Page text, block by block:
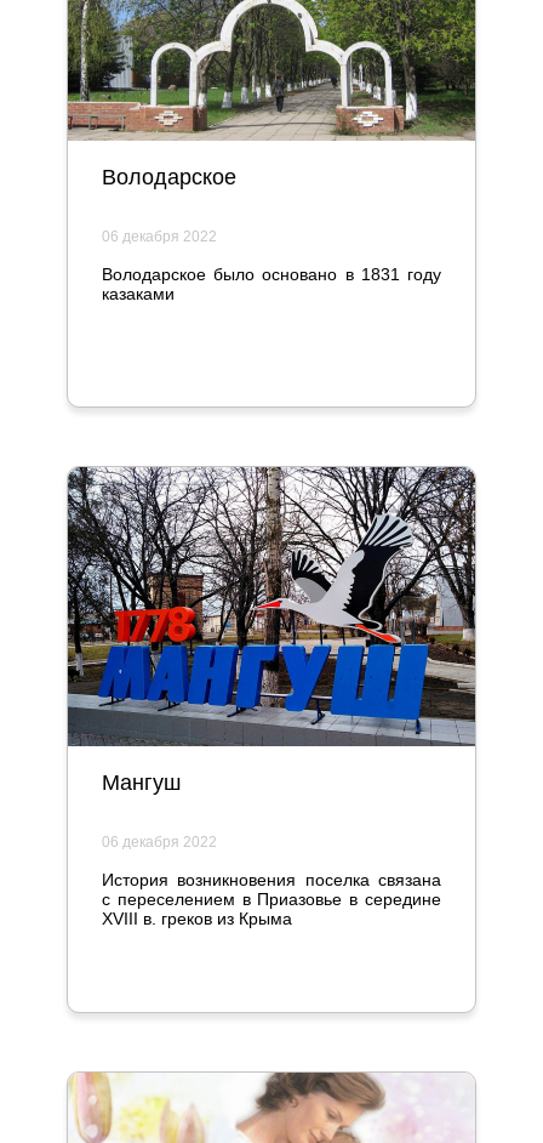
Володарское
06 декабря 2022
Володарское было основано в 1831 году
казаками
Мангуш
06 декабря 2022
История возникновения поселка связана
с переселением в Приазовье в середине
XVIII в. греков из Крыма